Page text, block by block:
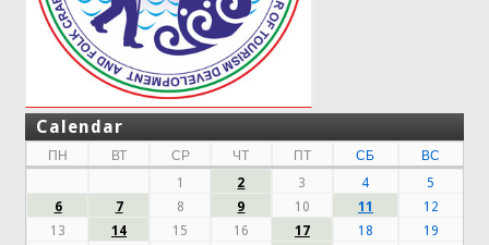
Calendar
ПН ВТ СР ЧТ ПТ СБ
ВС
1
2 3 4
5
6
7 8 9 10 11
12
13
14 15 16 17 18
19